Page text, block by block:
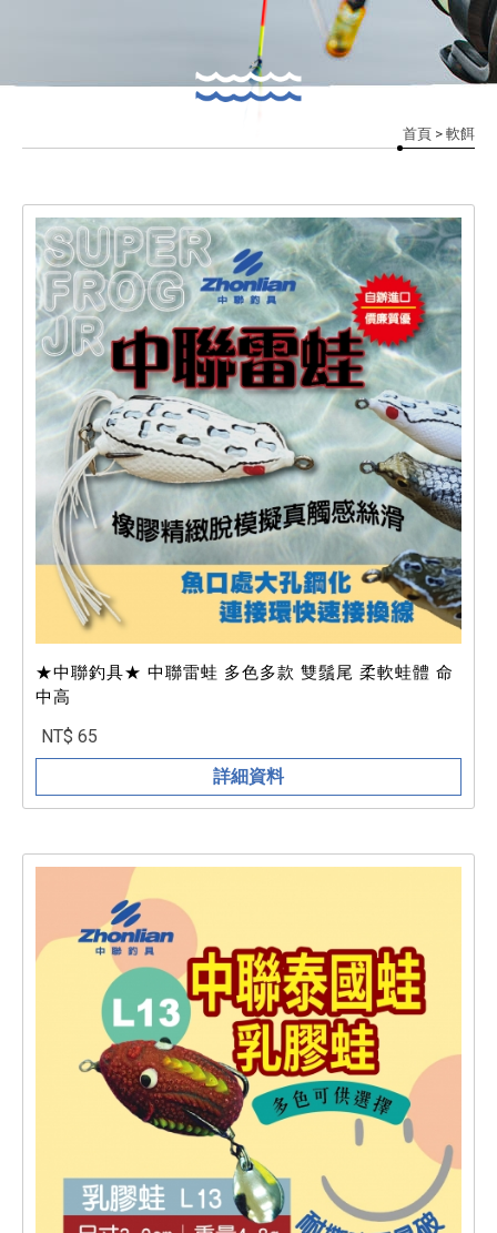
首頁 > 軟餌
★中聯釣具★ 中聯雷蛙 多色多款 雙鬚尾 柔軟蛙體 命
中高
NT$ 65
詳細資料